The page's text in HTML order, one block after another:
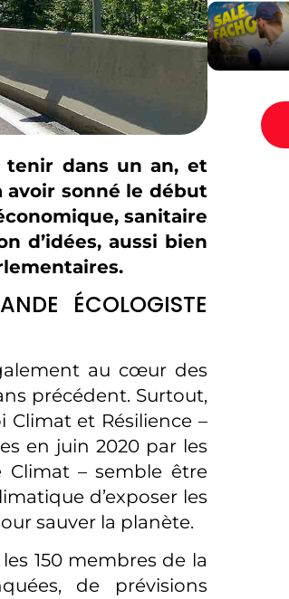
tenir dans un an, et
sonné le début
sanitaire
d’idées, aussi bien
ÉCOLOGISTE
au cœur des
précédent. Surtout,
Climat et Résilience –
en juin 2020 par les
– semble être
d’exposer les
sauver la planète.
150 membres de la
de prévisions